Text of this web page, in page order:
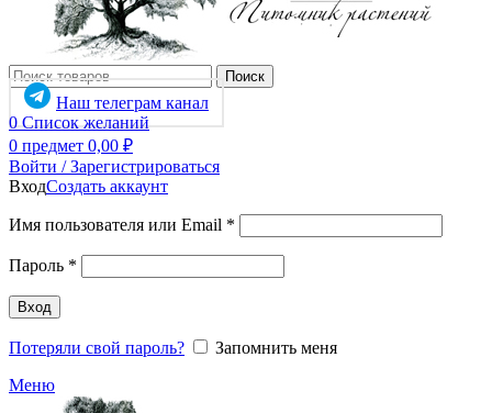
Поиск
Наш телеграм канал
0 Список желаний
0 предмет 0,00 ₽
Войти / Зарегистрироваться
ВходСоздать аккаунт
Имя пользователя или Email *
Пароль *
Вход
Потеряли свой пароль?
Запомнить меня
Меню